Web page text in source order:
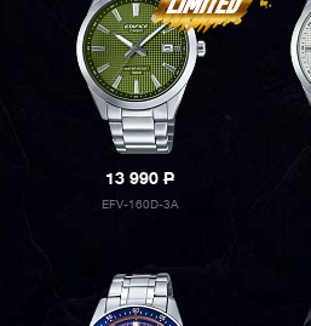
13 990P
EFV-160D-3A